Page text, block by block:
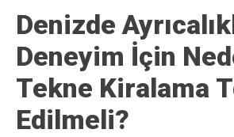
Denizde
Deneyim İçin
Tekne Kiralama
Edilmeli?